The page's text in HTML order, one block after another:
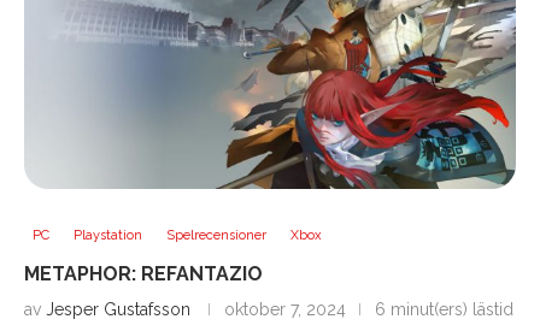
PC Playstation Spelrecensioner Xbox
METAPHOR: REFANTAZIO
av Jesper Gustafsson oktober 7, 2024 6 minut(ers) lästid